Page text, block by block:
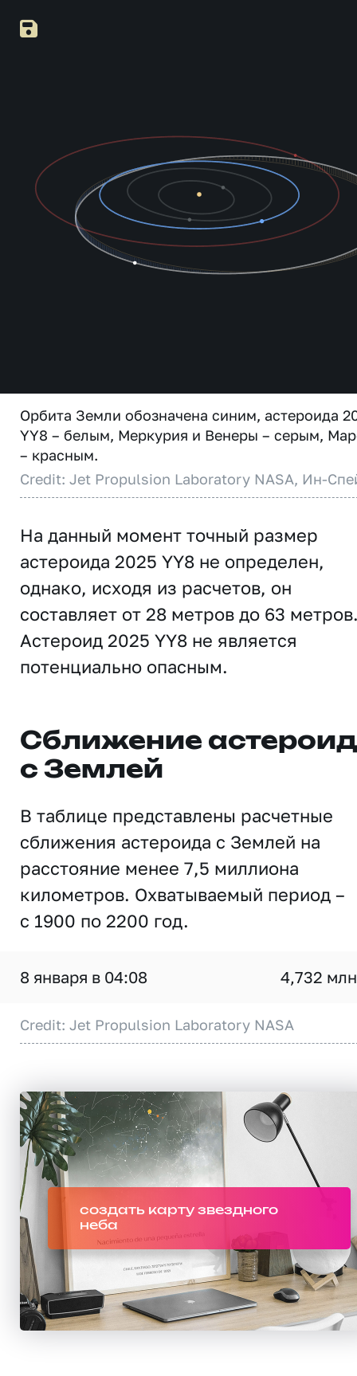
Орбита Земли обозначена синим, астероида
YY8 – белым, Меркурия и Венеры – серым,
– красным.
Credit: Jet Propulsion Laboratory NASA, Ин-
На данный момент точный размер
астероида 2025 YY8 не определен,
однако, исходя из расчетов, он
составляет от 28 метров до 63
Астероид 2025 YY8 не является
потенциально опасным.
Сближение
с Землей
В таблице представлены расчетные
сближения астероида с Землей на
расстояние менее 7,5 миллиона
километров. Охватываемый период –
с 1900 по 2200 год.
8 января в 04:08 4,732
Credit: Jet Propulsion Laboratory NASA
создать карту звездного
неба